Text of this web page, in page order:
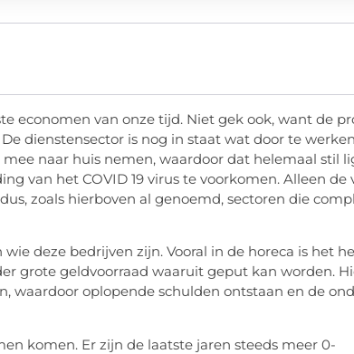
economen van onze tijd. Niet gek ook, want de
dienstensector is nog in staat wat door te
naar huis nemen, waardoor dat helemaal stil
van het COVID 19 virus te voorkomen. Alleen de
zoals hierboven al genoemd, sectoren die
deze bedrijven zijn. Vooral in de horeca is het
grote geldvoorraad waaruit geput kan worden.
waardoor oplopende schulden ontstaan en de
komen. Er zijn de laatste jaren steeds meer 0-